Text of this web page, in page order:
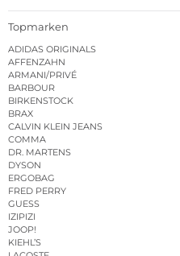
Topmarken
ADIDAS ORIGINALS
AFFENZAHN
ARMANI/PRIVÉ
BARBOUR
BIRKENSTOCK
BRAX
CALVIN KLEIN JEANS
COMMA
DR. MARTENS
DYSON
ERGOBAG
FRED PERRY
GUESS
IZIPIZI
JOOP!
KIEHL’S